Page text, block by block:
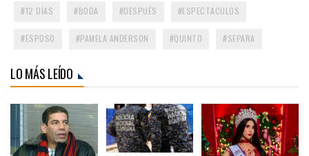
12 DÍAS BODA DESPUÉS ESPECTACULOS
ESPOSO PAMELA ANDERSON QUINTO SEPARA
LO MÁS LEÍDO